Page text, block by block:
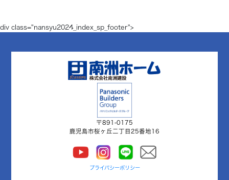
div class="nansyu2024_index_sp_footer">
〒891-0175
鹿児島市桜ヶ丘二丁目25番地16
プライバシーポリシー